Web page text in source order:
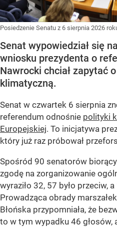
Posiedzenie Senatu z 6 sierpnia 2026
Senat wypowiedział się
wniosku prezydenta o
Nawrocki chciał zapytać
klimatyczną.
Senat w czwartek 6 sierpnia
referendum odnośnie polityki
Europejskiej. To inicjatywa
który już raz próbował
Spośród 90 senatorów
zgodę na zorganizowanie
wyraziło 32, 57 było przeciw,
Prowadząca obrady
Błońska przypomniała, że
to w tym wypadku 46 głosów,